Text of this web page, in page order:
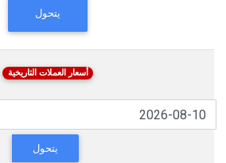
يتحول
أسعار العملات التاريخية
يتحول